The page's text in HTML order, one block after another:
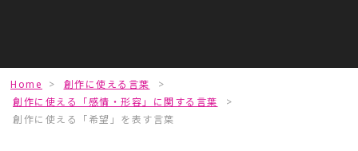
Home > 創作に使える言葉
>
創作に使える「感情・形容」に関する言葉
>
創作に使える「希望」を表す言葉